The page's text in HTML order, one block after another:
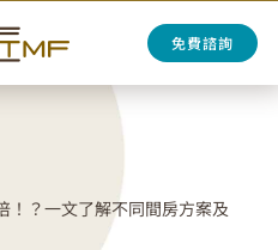
免費諮詢
！？一文了解不同間房方案及